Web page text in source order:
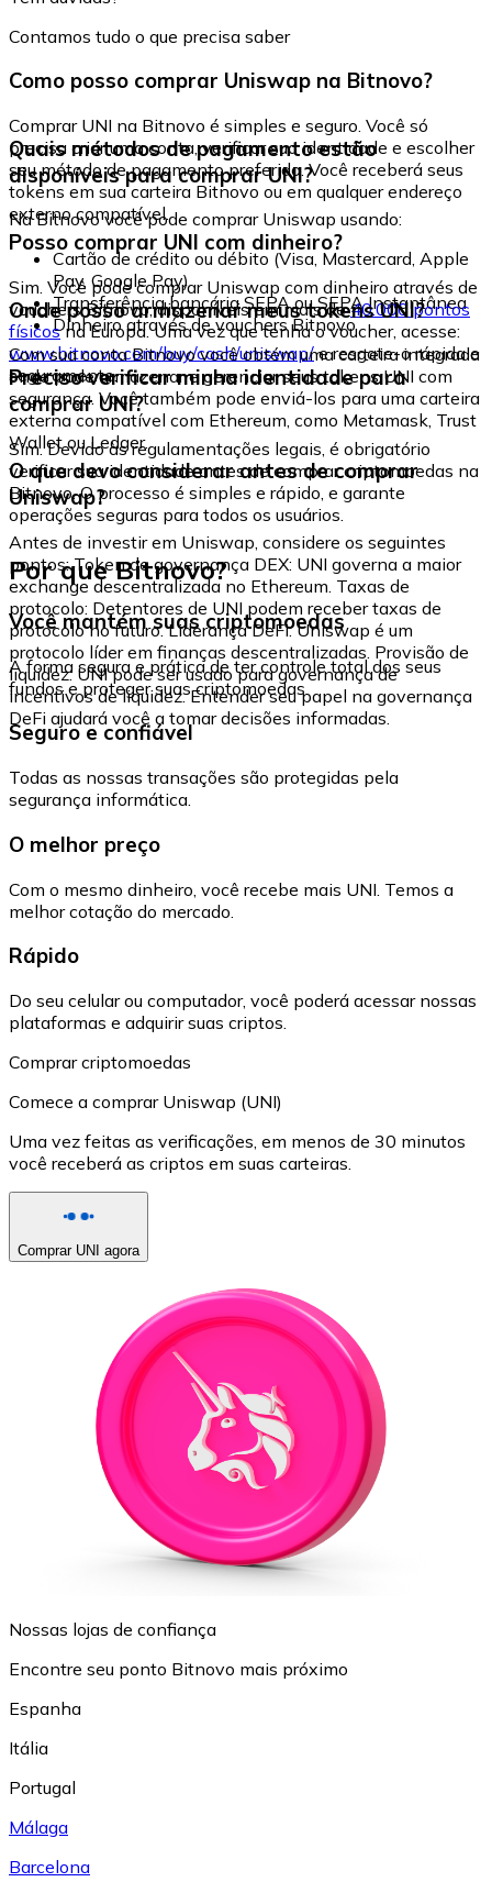
Contamos tudo o que precisa saber
Como posso comprar Uniswap na Bitnovo?
Comprar UNI na Bitnovo é simples e seguro. Você só
precisa criar uma conta, verificar sua identidade e escolher
seu método de pagamento preferido. Você receberá seus
tokens em sua carteira Bitnovo ou em qualquer endereço
externo compatível.
Quais métodos de pagamento estão
disponíveis para comprar UNI?
Na Bitnovo você pode comprar Uniswap usando:
Cartão de crédito ou débito (Visa, Mastercard, Apple
Pay, Google Pay)
Transferência bancária SEPA ou SEPA Instantânea
Dinheiro através de vouchers Bitnovo
Posso comprar UNI com dinheiro?
Sim. Você pode comprar Uniswap com dinheiro através de
vouchers Bitnovo, disponíveis em mais de40.000 pontos
físicosna Europa. Uma vez que tenha o voucher, acesse:
www.bitnovo.com/buy/cash/uniswap/e resgate-o rápida e
seguramente.
Onde posso armazenar meus tokens UNI?
Com sua conta Bitnovo você obtém uma carteira integrada
onde pode armazenar e gerenciar seus tokens UNI com
segurança. Você também pode enviá-los para uma carteira
externa compatível com Ethereum, como Metamask, Trust
Wallet ou Ledger.
Preciso verificar minha identidade para
comprar UNI?
Sim. Devido às regulamentações legais, é obrigatório
verificar sua identidade antes de comprar criptomoedas na
Bitnovo. O processo é simples e rápido, e garante
operações seguras para todos os usuários.
O que devo considerar antes de comprar
Uniswap?
Antes de investir em Uniswap, considere os seguintes
pontos: Token de governança DEX: UNI governa a maior
exchange descentralizada no Ethereum. Taxas de
protocolo: Detentores de UNI podem receber taxas de
protocolo no futuro. Liderança DeFi: Uniswap é um
protocolo líder em finanças descentralizadas. Provisão de
liquidez: UNI pode ser usado para governança de
incentivos de liquidez. Entender seu papel na governança
DeFi ajudará você a tomar decisões informadas.
Por que Bitnovo?
Você mantém suas criptomoedas
A forma segura e prática de ter controle total dos seus
fundos e proteger suas criptomoedas.
Seguro e confiável
Todas as nossas transações são protegidas pela
segurança informática.
O melhor preço
Com o mesmo dinheiro, você recebe mais UNI. Temos a
melhor cotação do mercado.
Rápido
Do seu celular ou computador, você poderá acessar nossas
plataformas e adquirir suas criptos.
Comprar criptomoedas
Comece a comprar Uniswap (UNI)
Uma vez feitas as verificações, em menos de 30 minutos
você receberá as criptos em suas carteiras.
Comprar UNI agora
Nossas lojas de confiança
Encontre seu ponto Bitnovo mais próximo
Espanha
Itália
Portugal
Málaga
Barcelona